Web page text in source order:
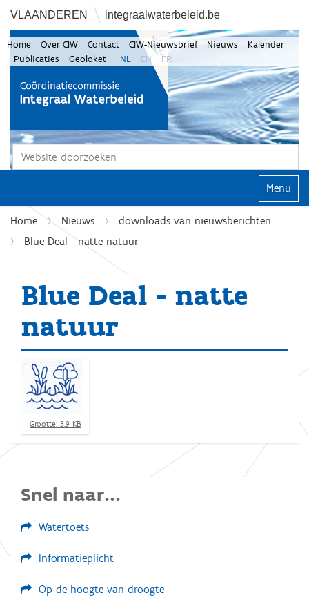
VLAANDEREN integraalwaterbeleid.be
Zoek
Home Over CIW Contact CIW-Nieuwsbrief Nieuws
Kalender
Publicaties
Geoloket NL EN FR
Klap
Home Nieuws
downloads van nieuwsberichten
Blue Deal - natte natuur
Blue Deal - natte
natuur
K
l
o
e
o
e
Grootte: 3.9 KB
Snel naar...
Watertoets
Informatieplicht
Op de hoogte van droogte